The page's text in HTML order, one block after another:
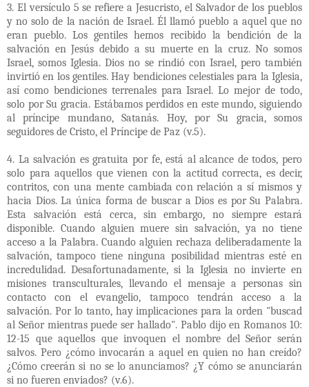
3. El versículo 5 se refiere a Jesucristo, el Salvador de los pueblos
y no solo de la nación de Israel. Él llamó pueblo a aquel que no
eran pueblo. Los gentiles hemos recibido la bendición de la
salvación en Jesús debido a su muerte en la cruz. No somos
Israel, somos Iglesia. Dios no se rindió con Israel, pero también
invirtió en los gentiles. Hay bendiciones celestiales para la Iglesia,
así como bendiciones terrenales para Israel. Lo mejor de todo,
solo por Su gracia. Estábamos perdidos en este mundo, siguiendo
al príncipe mundano, Satanás. Hoy, por Su gracia, somos
seguidores de Cristo, el Príncipe de Paz (v.5).
4. La salvación es gratuita por fe, está al alcance de todos, pero
solo para aquellos que vienen con la actitud correcta, es decir,
contritos, con una mente cambiada con relación a sí mismos y
hacia Dios. La única forma de buscar a Dios es por Su Palabra.
Esta salvación está cerca, sin embargo, no siempre estará
disponible. Cuando alguien muere sin salvación, ya no tiene
acceso a la Palabra. Cuando alguien rechaza deliberadamente la
salvación, tampoco tiene ninguna posibilidad mientras esté en
incredulidad. Desafortunadamente, si la Iglesia no invierte en
misiones transculturales, llevando el mensaje a personas sin
contacto con el evangelio, tampoco tendrán acceso a la
salvación. Por lo tanto, hay implicaciones para la orden "buscad
al Señor mientras puede ser hallado". Pablo dijo en Romanos 10:
12-15 que aquellos que invoquen el nombre del Señor serán
salvos. Pero ¿cómo invocarán a aquel en quien no han creído?
¿Cómo creerán si no se lo anunciamos? ¿Y cómo se anunciarán
si no fueren enviados? (v.6).